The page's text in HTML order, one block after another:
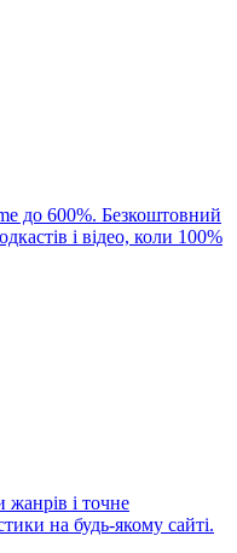
до 600%. Безкоштовний
і відео, коли 100%
жанрів і точне
на будь-якому сайті.